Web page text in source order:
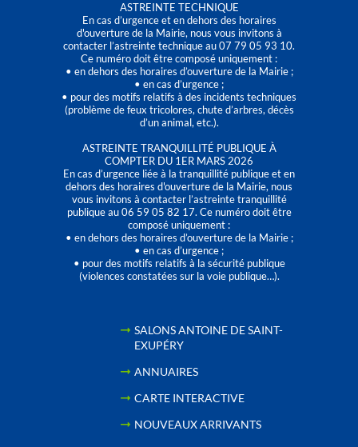
ASTREINTE TECHNIQUE
En cas d’urgence et en dehors des horaires
d'ouverture de la Mairie, nous vous invitons à
contacter l’astreinte technique au 07 79 05 93 10.
Ce numéro doit être composé uniquement :
• en dehors des horaires d’ouverture de la Mairie ;
• en cas d’urgence ;
• pour des motifs relatifs à des incidents techniques
(problème de feux tricolores, chute d’arbres, décès
d’un animal, etc.).
ASTREINTE TRANQUILLITÉ PUBLIQUE À
COMPTER DU 1ER MARS 2026
En cas d’urgence liée à la tranquillité publique et en
dehors des horaires d'ouverture de la Mairie, nous
vous invitons à contacter l’astreinte tranquillité
publique au 06 59 05 82 17. Ce numéro doit être
composé uniquement :
• en dehors des horaires d’ouverture de la Mairie ;
• en cas d’urgence ;
• pour des motifs relatifs à la sécurité publique
(violences constatées sur la voie publique…).
SALONS ANTOINE DE SAINT-
EXUPÉRY
ANNUAIRES
CARTE INTERACTIVE
NOUVEAUX ARRIVANTS